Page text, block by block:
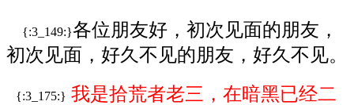
{:3_149:}各位朋友好，初次见面的朋友，
初次见面，好久不见的朋友，好久不见。
{:3_175:} 我是拾荒者老三，在暗黑已经二